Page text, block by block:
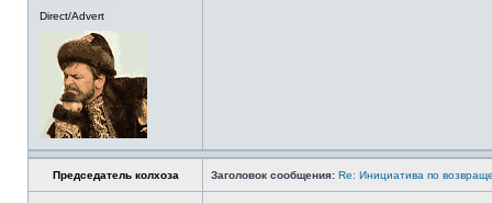
Direct/Advert
Председатель колхоза Заголовок сообщения: Re: Инициатива по